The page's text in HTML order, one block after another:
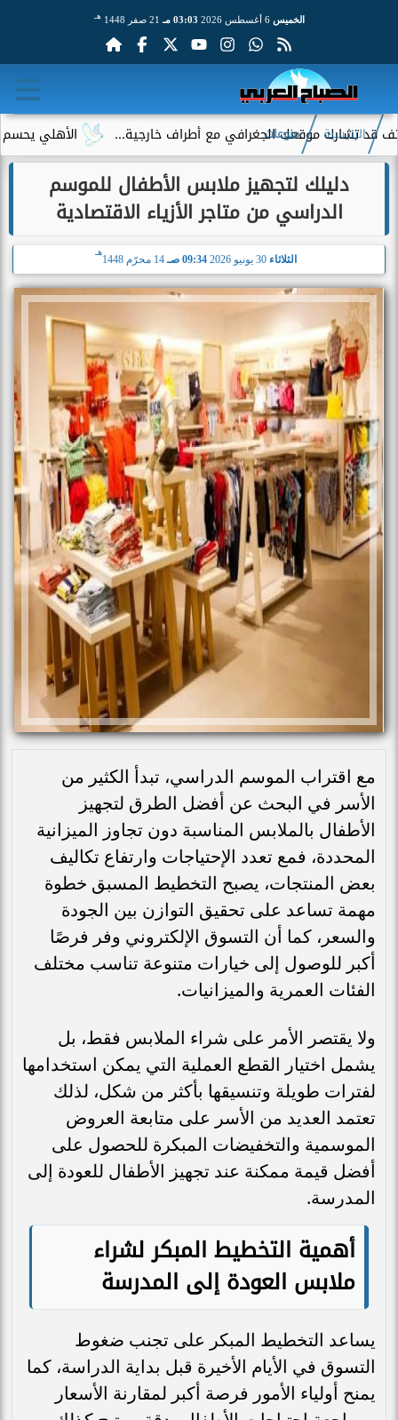
الخميس 6 أغسطس 2026 03:03 مـ 21 صفر 1448 هـ
الأهلي يحسم الجدل موقعك الجغرافي مع أطراف خارجية...
الرئيسية منوعات
دليلك لتجهيز ملابس الأطفال للموسم
الدراسي من متاجر الأزياء الاقتصادية
الثلاثاء 30 يونيو 2026 09:34 صـ 14 محرّم 1448
هـ
مع اقتراب الموسم الدراسي، تبدأ الكثير من
الأسر في البحث عن أفضل الطرق لتجهيز
الأطفال بالملابس المناسبة دون تجاوز الميزانية
المحددة، فمع تعدد الإحتياجات وارتفاع تكاليف
بعض المنتجات، يصبح التخطيط المسبق خطوة
مهمة تساعد على تحقيق التوازن بين الجودة
والسعر، كما أن التسوق الإلكتروني وفر فرصًا
أكبر للوصول إلى خيارات متنوعة تناسب مختلف
الفئات العمرية والميزانيات.
ولا يقتصر الأمر على شراء الملابس فقط، بل
يشمل اختيار القطع العملية التي يمكن استخدامها
لفترات طويلة وتنسيقها بأكثر من شكل، لذلك
تعتمد العديد من الأسر على متابعة العروض
الموسمية والتخفيضات المبكرة للحصول على
أفضل قيمة ممكنة عند تجهيز الأطفال للعودة إلى
المدرسة.
أهمية التخطيط المبكر لشراء
ملابس العودة إلى المدرسة
يساعد التخطيط المبكر على تجنب ضغوط
التسوق في الأيام الأخيرة قبل بداية الدراسة، كما
يمنح أولياء الأمور فرصة أكبر لمقارنة الأسعار